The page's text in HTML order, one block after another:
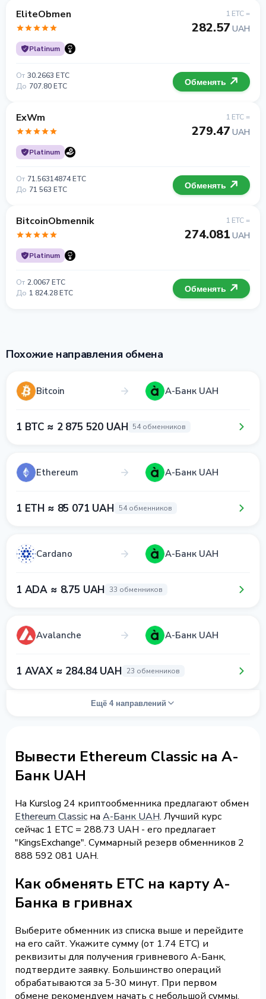
EliteObmen
Platinum
1 ETC =
282.57 UAH
От 30.2663 ETC
До 707.80 ETC Обменять
ExWm
Platinum
1 ETC =
279.47 UAH
От 71.56314874 ETC
До 71 563 ETC Обменять
BitcoinObmennik
Platinum
1 ETC =
274.081 UAH
От 2.0067 ETC
До 1 824.28 ETC Обменять
Похожие направления обмена
Bitcoin А-Банк UAH
1 BTC ≈ 2 875 520 UAH 54 обменников
Ethereum А-Банк UAH
1 ETH ≈ 85 071 UAH 54 обменников
Cardano А-Банк UAH
1 ADA ≈ 8.75 UAH 33 обменников
Avalanche А-Банк UAH
1 AVAX ≈ 284.84 UAH 23 обменников
Ещё 4 направлений
Вывести Ethereum Classic на А-
Банк UAH
На Kurslog 24 криптообменника предлагают обмен
Ethereum Classic на А-Банк UAH. Лучший курс
сейчас 1 ETC = 288.73 UAH - его предлагает
"KingsExchange". Суммарный резерв обменников 2
888 592 081 UAH.
Как обменять ETC на карту А-
Банка в гривнах
Выберите обменник из списка выше и перейдите
на его сайт. Укажите сумму (от 1.74 ETC) и
реквизиты для получения гривневого А-Банк,
подтвердите заявку. Большинство операций
обрабатываются за 5-30 минут. При первом
обмене рекомендуем начать с небольшой суммы.